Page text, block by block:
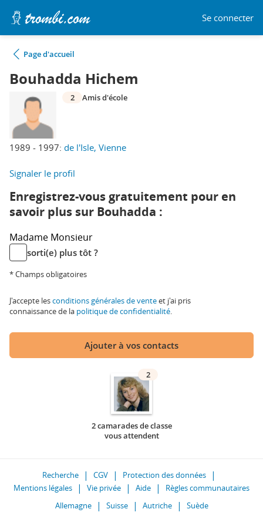
Se connecter
Page d'accueil
Bouhadda Hichem
1989 - 1997: de l'Isle, Vienne
2 Amis d'école
Signaler le profil
Enregistrez-vous gratuitement pour en
savoir plus sur Bouhadda :
Madame Monsieur
sorti(e) plus tôt ?
* Champs obligatoires
J'accepte lesconditions générales de venteet j'ai pris
connaissance de la politique de confidentialité.
Ajouter à vos contacts
2
2 camarades de classe
vous attendent
Recherche CGV
Protection des données
Mentions légales
Vie privée Aide
Règles communautaires
Allemagne
Suisse Autriche Suède